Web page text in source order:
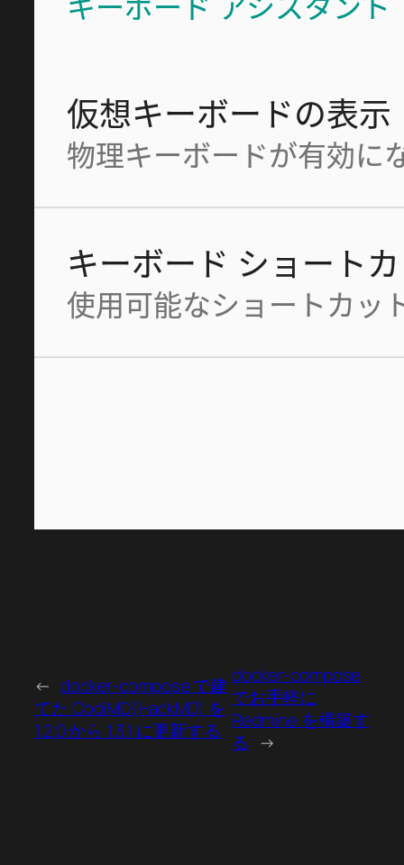
← docker-compose で建
てた CodiMD(HackMD) を
1.2.0 から 1.3.1 に更新する
docker-compose
でお手軽に
Redmine を構築す
る →